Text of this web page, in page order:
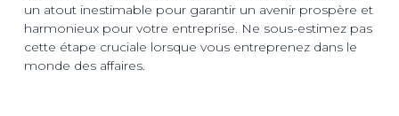
un atout inestimable pour garantir un avenir prospère et
harmonieux pour votre entreprise. Ne sous-estimez pas
cette étape cruciale lorsque vous entreprenez dans le
monde des affaires.